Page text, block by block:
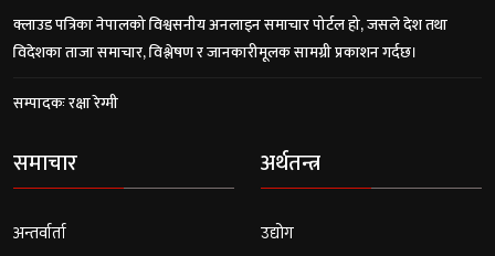
क्लाउड पत्रिका नेपालको विश्वसनीय अनलाइन समाचार पोर्टल हो, जसले देश तथा
विदेशका ताजा समाचार, विश्लेषण र जानकारीमूलक सामग्री प्रकाशन गर्दछ।
सम्पादकः रक्षा रेग्मी
समाचार
अन्तर्वार्ता
अर्थतन्त्र
उद्योग